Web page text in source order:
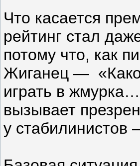
Что касается
рейтинг стал
потому что, как
Жиганец —
играть в
вызывает
у стабилинистов